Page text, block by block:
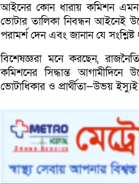
আইনের কোন ধারায় কমিশন এমন
ভোটার তালিকা নিবন্ধন আইনেই
পরামর্শ দেন এবং জানান যে
বিশেষজ্ঞরা মনে করছেন,
কমিশনের সিদ্ধান্ত
ভোটাধিকার ও প্রার্থীতা—উভয়